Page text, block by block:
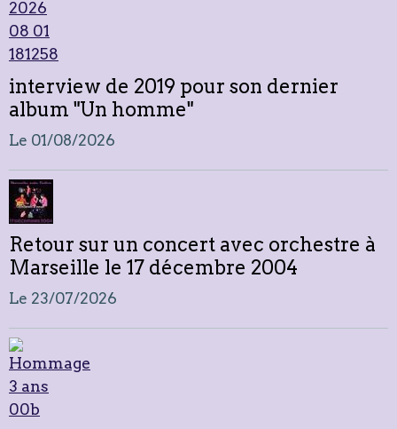
interview de 2019 pour son dernier
album "Un homme"
Le 01/08/2026
Retour sur un concert avec orchestre à
Marseille le 17 décembre 2004
Le 23/07/2026